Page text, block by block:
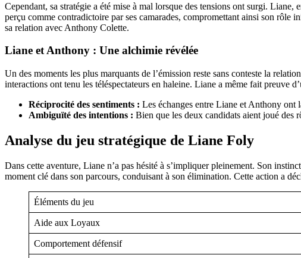
Cependant, sa stratégie a été mise à mal lorsque des tensions ont surgi.
perçu comme contradictoire par ses camarades, compromettant ainsi son rôle
sa relation avec Anthony Colette.
Liane et Anthony : Une alchimie révélée
Un des moments les plus marquants de l’émission reste sans conteste la
interactions ont tenu les téléspectateurs en haleine. Liane a même fait preuve
Réciprocité des sentiments : Les échanges entre Liane et Anthony ont
Ambiguïté des intentions : Bien que les deux candidats aient joué des
Analyse du jeu stratégique de Liane Foly
Dans cette aventure, Liane n’a pas hésité à s’impliquer pleinement. Son
moment clé dans son parcours, conduisant à son élimination. Cette action a
Éléments du jeu
Aide aux Loyaux
Comportement défensif